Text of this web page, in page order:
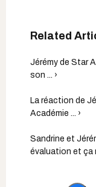
Jérémy de Star
son ... ›
La réaction de
Académie ... ›
Sandrine et
évaluation et ça